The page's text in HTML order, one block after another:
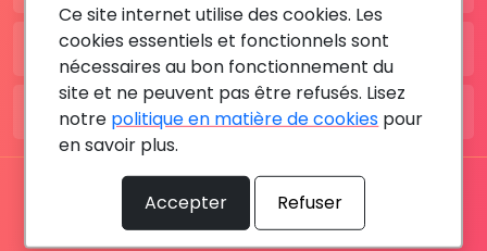
BE: +32 28080227
FR: +33 183642895
Tous les droits sont réservés © 2026 RDV MÉDICAL By
MediaSatCom
Ce site internet utilise des cookies. Les
cookies essentiels et fonctionnels sont
nécessaires au bon fonctionnement du
site et ne peuvent pas être refusés. Lisez
notre politique en matière de cookies pour
en savoir plus.
Accepter Refuser